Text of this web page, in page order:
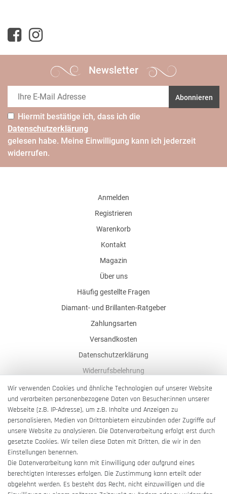
Newsletter
Abonnieren
Hiermit bestätige ich, dass ich die
Daten­schutz­erklärung
gelesen habe. Meine Einwilligung kann ich jederzeit
widerrufen.
Anmelden
Registrieren
Warenkorb
Kontakt
Magazin
Über uns
Häufig gestellte Fragen
Diamant- und Brillanten-Ratgeber
Zahlungsarten
Versandkosten
Datenschutzerklärung
Widerrufsbelehrung
AGB
Impressum
Barrierefreiheitserklärung
Vertrag widerrufen
Wir verwenden Cookies und ähnliche Technologien auf unserer Website
und verarbeiten personenbezogene Daten von Besucher:innen unserer
Webseite (z.B. IP-Adresse), um z.B. Inhalte und Anzeigen zu
personalisieren, Medien von Drittanbietern einzubinden oder Zugriffe auf
unsere Website zu analysieren. Die Datenverarbeitung erfolgt erst durch
gesetzte Cookies. Wir teilen diese Daten mit Dritten, die wir in den
Einstellungen benennen.
Die Datenverarbeitung kann mit Einwilligung oder aufgrund eines
berechtigten Interesses erfolgen. Die Zustimmung kann erteilt oder
abgelehnt werden. Es besteht das Recht, nicht einzuwilligen und die